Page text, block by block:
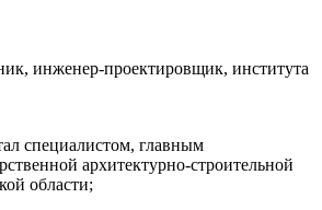
инженер-проектировщик, института
специалистом, главным
архитектурно-строительной
области;